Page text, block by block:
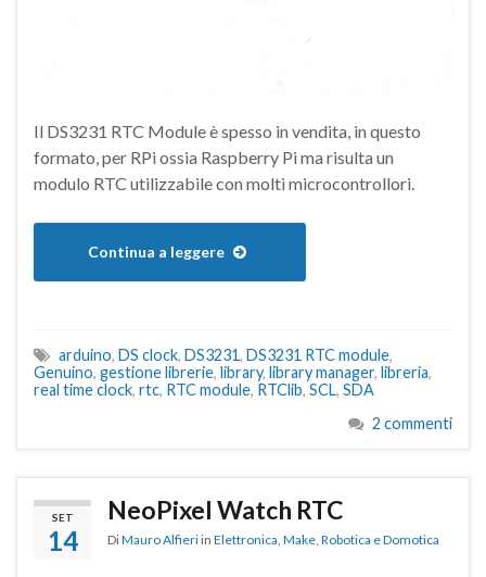
Il DS3231 RTC Module è spesso in vendita, in questo
formato, per RPi ossia Raspberry Pi ma risulta un
modulo RTC utilizzabile con molti microcontrollori.
Continua a leggere
arduino, DS clock, DS3231, DS3231 RTC module,
Genuino, gestione librerie, library, library manager, libreria,
real time clock, rtc, RTC module, RTClib, SCL, SDA
2 commenti
SET
14
NeoPixel Watch RTC
DiMauro Alfieri in Elettronica Make Robotica e Domotica